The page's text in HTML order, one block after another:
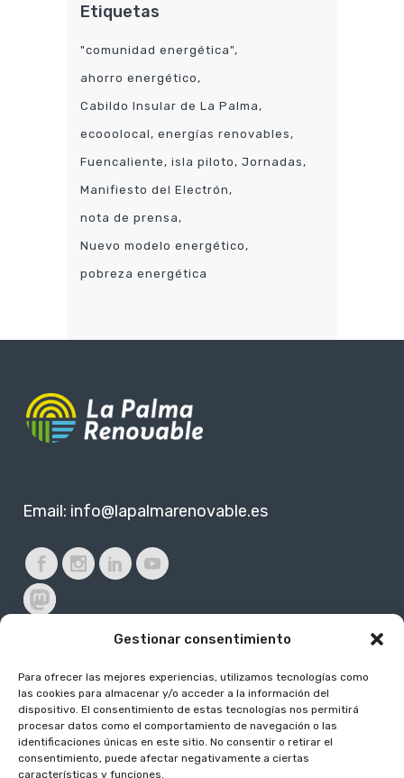
Gestionar consentimiento
Para ofrecer las mejores experiencias, utilizamos tecnologías como
las cookies para almacenar y/o acceder a la información del
dispositivo. El consentimiento de estas tecnologías nos permitirá
procesar datos como el comportamiento de navegación o las
identificaciones únicas en este sitio. No consentir o retirar el
consentimiento, puede afectar negativamente a ciertas
características y funciones.
Etiquetas
"comunidad energética"
ahorro energético
Cabildo Insular de La Palma
ecooolocal energías renovables
Fuencaliente isla piloto Jornadas
Manifiesto del Electrón
nota de prensa
Nuevo modelo energético
pobreza energética
Email: info@lapalmarenovable.es
Subvencionado por: